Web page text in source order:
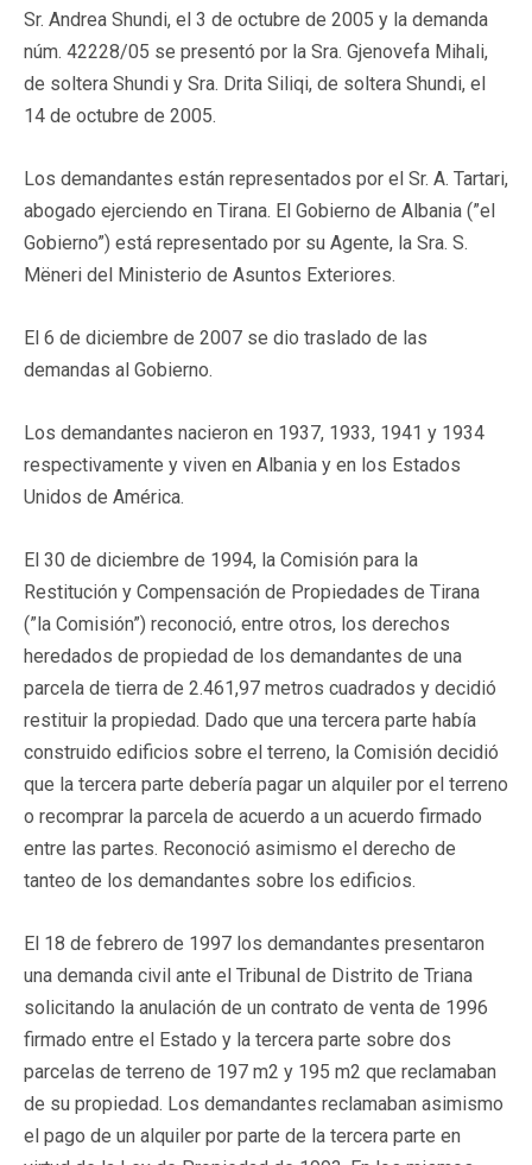
Sr. Andrea Shundi, el 3 de octubre de 2005 y la demanda
núm. 42228/05 se presentó por la Sra. Gjenovefa Mihali,
de soltera Shundi y Sra. Drita Siliqi, de soltera Shundi, el
14 de octubre de 2005.
Los demandantes están representados por el Sr. A. Tartari,
abogado ejerciendo en Tirana. El Gobierno de Albania (”el
Gobierno”) está representado por su Agente, la Sra. S.
Mëneri del Ministerio de Asuntos Exteriores.
El 6 de diciembre de 2007 se dio traslado de las
demandas al Gobierno.
Los demandantes nacieron en 1937, 1933, 1941 y 1934
respectivamente y viven en Albania y en los Estados
Unidos de América.
El 30 de diciembre de 1994, la Comisión para la
Restitución y Compensación de Propiedades de Tirana
(”la Comisión”) reconoció, entre otros, los derechos
heredados de propiedad de los demandantes de una
parcela de tierra de 2.461,97 metros cuadrados y decidió
restituir la propiedad. Dado que una tercera parte había
construido edificios sobre el terreno, la Comisión decidió
que la tercera parte debería pagar un alquiler por el terreno
o recomprar la parcela de acuerdo a un acuerdo firmado
entre las partes. Reconoció asimismo el derecho de
tanteo de los demandantes sobre los edificios.
El 18 de febrero de 1997 los demandantes presentaron
una demanda civil ante el Tribunal de Distrito de Triana
solicitando la anulación de un contrato de venta de 1996
firmado entre el Estado y la tercera parte sobre dos
parcelas de terreno de 197 m2 y 195 m2 que reclamaban
de su propiedad. Los demandantes reclamaban asimismo
el pago de un alquiler por parte de la tercera parte en